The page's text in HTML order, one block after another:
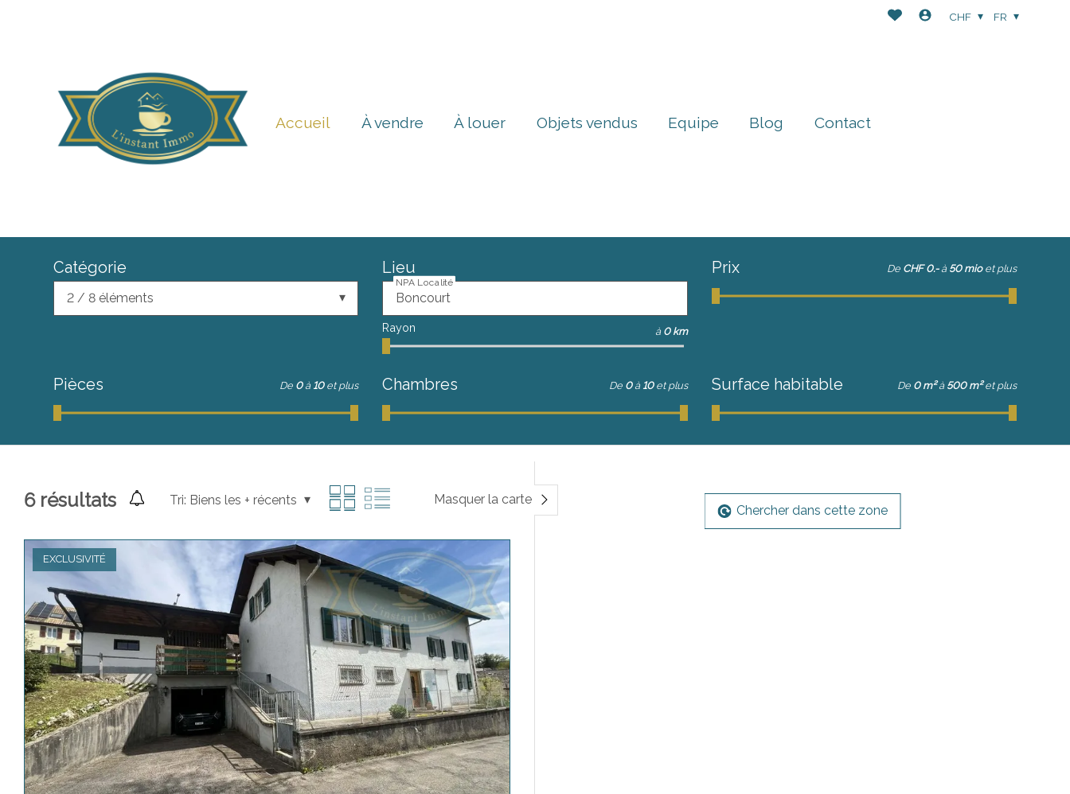
Accueil À vendre À louer Objets vendus Equipe Blog Contact
CHF FR
Catégorie
2 / 8 éléments
Lieu
NPA Localité
Rayon à 0 km
Prix De CHF 0.- à 50 mio et plus
Pièces De 0 à 10 et plus Chambres De 0 à 10 et plus Surface habitable De 0 m² à 500 m² et plus
6résultats Tri: Biens les + récents Masquer la carte
EXCLUSIVITÉ
Chercher dans cette zone